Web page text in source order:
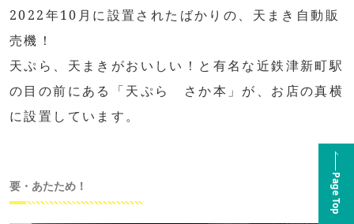
2022年10月に設置されたばかりの、天まき自動販
売機！
天ぷら、天まきがおいしい！と有名な近鉄津新町駅
の目の前にある「天ぷら さか本」が、お店の真横
に設置しています。
要・あたため！ Page Top